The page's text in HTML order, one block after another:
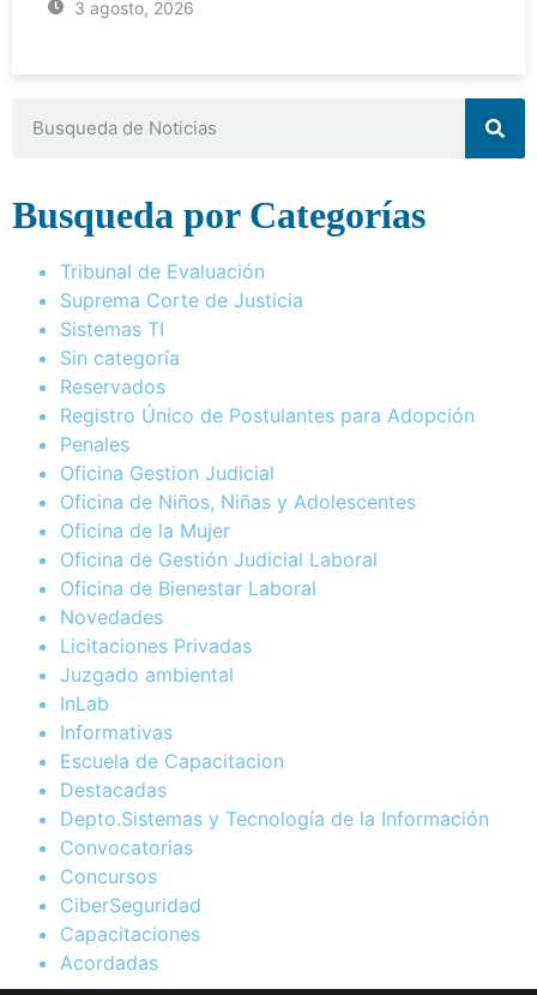
3 agosto, 2026
Busqueda por Categorías
Tribunal de Evaluación
Suprema Corte de Justicia
Sistemas TI
Sin categoría
Reservados
Registro Único de Postulantes para Adopción
Penales
Oficina Gestion Judicial
Oficina de Niños, Niñas y Adolescentes
Oficina de la Mujer
Oficina de Gestión Judicial Laboral
Oficina de Bienestar Laboral
Novedades
Licitaciones Privadas
Juzgado ambiental
InLab
Informativas
Escuela de Capacitacion
Destacadas
Depto.Sistemas y Tecnología de la Información
Convocatorias
Concursos
CiberSeguridad
Capacitaciones
Acordadas